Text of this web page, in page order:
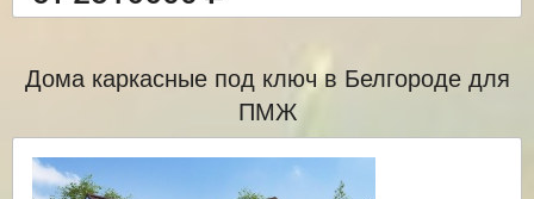
Дома каркасные под ключ в Белгороде для
ПМЖ